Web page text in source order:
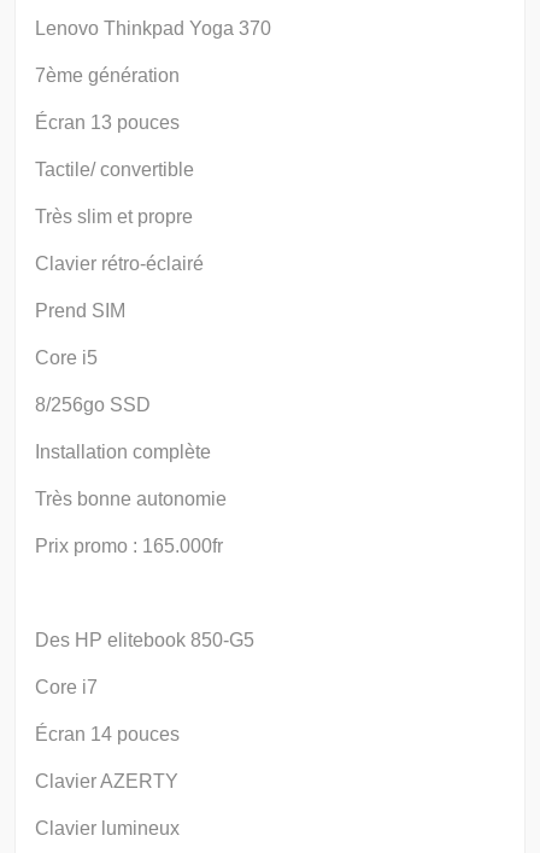
Lenovo Thinkpad Yoga 370
7ème génération
Écran 13 pouces
Tactile/ convertible
Très slim et propre
Clavier rétro-éclairé
Prend SIM
Core i5
8/256go SSD
Installation complète
Très bonne autonomie
Prix promo : 165.000fr
Des HP elitebook 850-G5
Core i7
Écran 14 pouces
Clavier AZERTY
Clavier lumineux